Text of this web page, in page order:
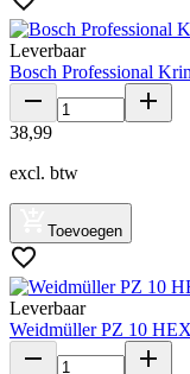
Leverbaar
Bosch Professional
38,99
excl. btw
Toevoegen
Leverbaar
Weidmüller PZ 10